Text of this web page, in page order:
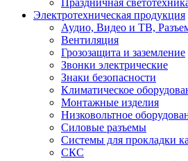
Праздничная
Электротехническая продукция
Аудио, Видео и ТВ,
Вентиляция
Грозозащита и заземление
Звонки электрические
Знаки безопасности
Климатическое
Монтажные изделия
Низковольтное
Силовые разъемы
Системы для прокладки
СКС